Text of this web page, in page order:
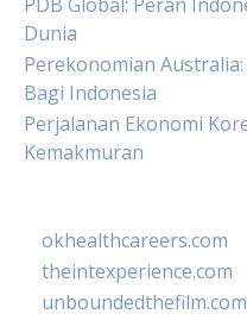
Dunia
Perekonomian
Bagi Indonesia
Perjalanan Ekonomi
Kemakmuran
okhealthcareers.com
theintexperience.com
unboundedthefilm.com